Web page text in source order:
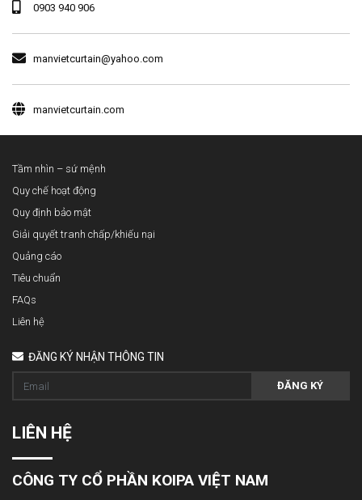
0903 940 906
manvietcurtain@yahoo.com
manvietcurtain.com
Tầm nhìn – sứ mệnh
Quy chế hoạt động
Quy định bảo mật
Giải quyết tranh chấp/khiếu nại
Quảng cáo
Tiêu chuẩn
FAQs
Liên hệ
ĐĂNG KÝ NHẬN THÔNG TIN
ĐĂNG KÝ
LIÊN HỆ
CÔNG TY CỔ PHẦN KOIPA VIỆT NAM